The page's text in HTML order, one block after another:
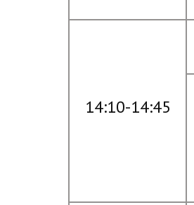
14:10-14:45